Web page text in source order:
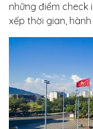
những điểm check
xếp thời gian,